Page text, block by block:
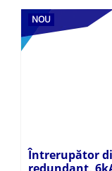
NOU
Întrerupător